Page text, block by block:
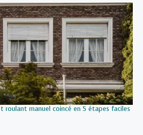
roulant manuel coincé en 5 étapes faciles